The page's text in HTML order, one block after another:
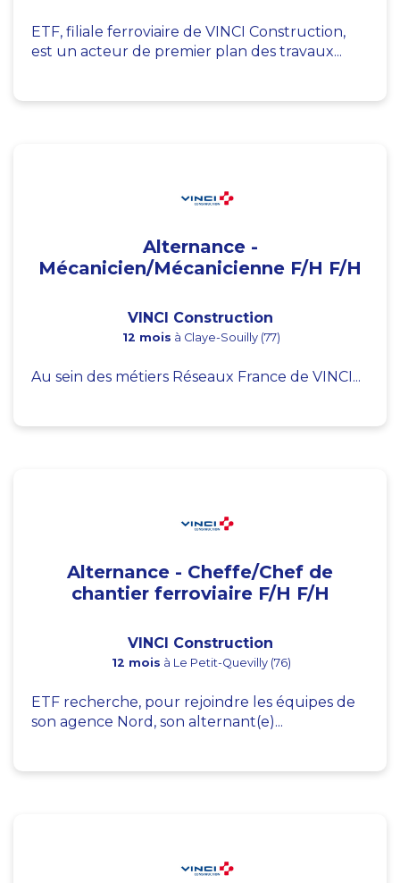
ETF, filiale ferroviaire de VINCI Construction,
est un acteur de premier plan des travaux...
Alternance -
Mécanicien/Mécanicienne F/H F/H
VINCI Construction
12 mois à Claye-Souilly (77)
Au sein des métiers Réseaux France de VINCI...
Alternance - Cheffe/Chef de
chantier ferroviaire F/H F/H
VINCI Construction
12 mois à Le Petit-Quevilly (76)
ETF recherche, pour rejoindre les équipes de
son agence Nord, son alternant(e)...